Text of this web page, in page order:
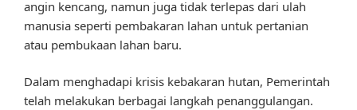
angin kencang, namun juga tidak terlepas dari ulah
manusia seperti pembakaran lahan untuk pertanian
atau pembukaan lahan baru.
Dalam menghadapi krisis kebakaran hutan, Pemerintah
telah melakukan berbagai langkah penanggulangan.